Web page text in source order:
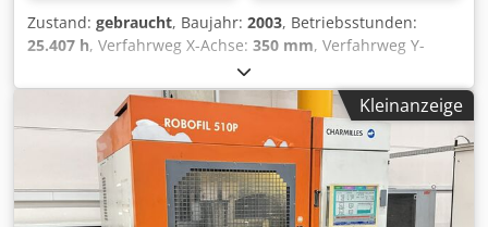
Zustand: gebraucht, Baujahr: 2003, Betriebsstunden:
25.407 h, Verfahrweg X-Achse: 350 mm, Verfahrweg Y-
, Verfahrweg Z-Achse:
Drahtdurchmesser 0,1-0,3 mm Automatische
Wiedereinfädelung Wasserbad Betriebsstunden25407 Std
Verfahrwege X 350 mm Dsdpfozkhgdex Ag Djwa Y 220 mm
Z 220 mm U 350 mm V 220 mm Millenium Steuerung
Baujahr 2003
Kleinanzeige